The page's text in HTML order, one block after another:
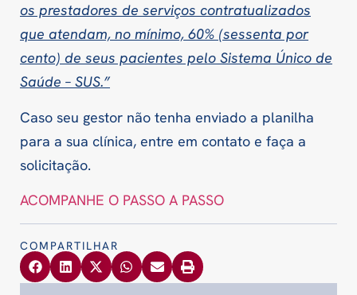
os prestadores de serviços contratualizados
que atendam, no mínimo, 60% (sessenta por
cento) de seus pacientes pelo Sistema Único de
Saúde – SUS.”
Caso seu gestor não tenha enviado a planilha
para a sua clínica, entre em contato e faça a
solicitação.
ACOMPANHE O PASSO A PASSO
COMPARTILHAR